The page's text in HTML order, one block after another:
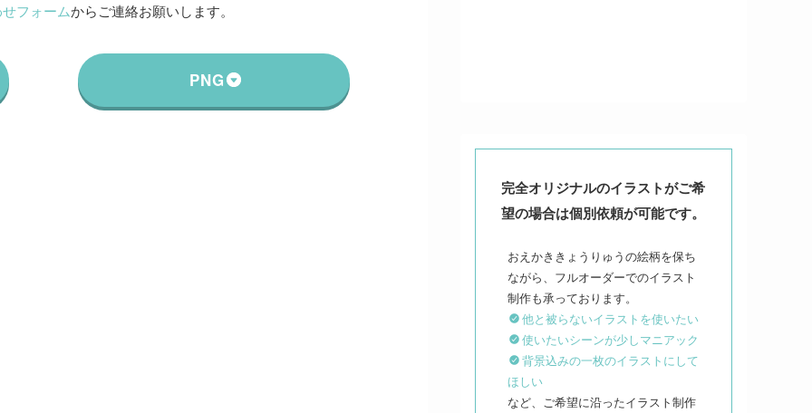
フォームからご連絡お願いします。
PNG
完全オリジナルのイラストがご希
望の場合は個別依頼が可能です。
おえかききょうりゅうの絵柄を保ち
ながら、フルオーダーでのイラスト
他と被らないイラストを使いたい
使いたいシーンが少しマニアック
背景込みの一枚のイラストにして
ほしい
など、ご希望に沿ったイラスト制作